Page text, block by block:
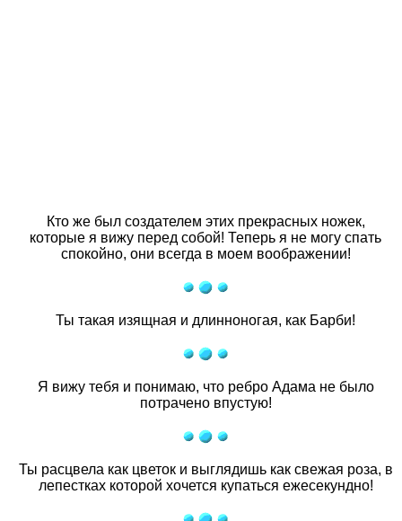
Кто же был создателем этих прекрасных ножек,
которые я вижу перед собой! Теперь я не могу спать
спокойно, они всегда в моем воображении!
Ты такая изящная и длинноногая, как Барби!
Я вижу тебя и понимаю, что ребро Адама не было
потрачено впустую!
Ты расцвела как цветок и выглядишь как свежая роза, в
лепестках которой хочется купаться ежесекундно!